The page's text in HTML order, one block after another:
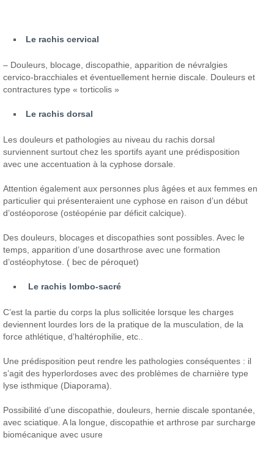
Le rachis cervical
– Douleurs, blocage, discopathie, apparition de névralgies
cervico-bracchiales et éventuellement hernie discale. Douleurs et
contractures type « torticolis »
Le rachis dorsal
Les douleurs et pathologies au niveau du rachis dorsal
surviennent surtout chez les sportifs ayant une prédisposition
avec une accentuation à la cyphose dorsale.
Attention également aux personnes plus âgées et aux femmes en
particulier qui présenteraient une cyphose en raison d’un début
d’ostéoporose (ostéopénie par déficit calcique).
Des douleurs, blocages et discopathies sont possibles. Avec le
temps, apparition d’une dosarthrose avec une formation
d’ostéophytose. ( bec de péroquet)
Le rachis lombo-sacré
C’est la partie du corps la plus sollicitée lorsque les charges
deviennent lourdes lors de la pratique de la musculation, de la
force athlétique, d’haltérophilie, etc..
Une prédisposition peut rendre les pathologies conséquentes : il
s’agit des hyperlordoses avec des problèmes de charnière type
lyse isthmique (Diaporama).
Possibilité d’une discopathie, douleurs, hernie discale spontanée,
avec sciatique. A la longue, discopathie et arthrose par surcharge
biomécanique avec usure